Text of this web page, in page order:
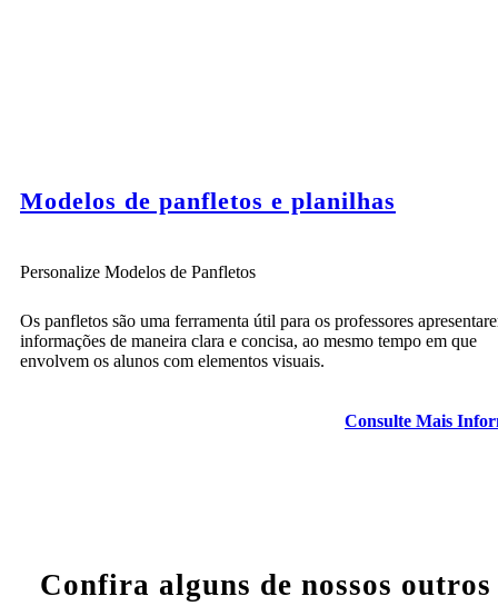
Modelos de panfletos e planilhas
Personalize Modelos de Panfletos
Os panfletos são uma ferramenta útil para os professores
informações de maneira clara e concisa, ao mesmo tempo em que
envolvem os alunos com elementos visuais.
Consulte Mais
Confira alguns de nossos outros